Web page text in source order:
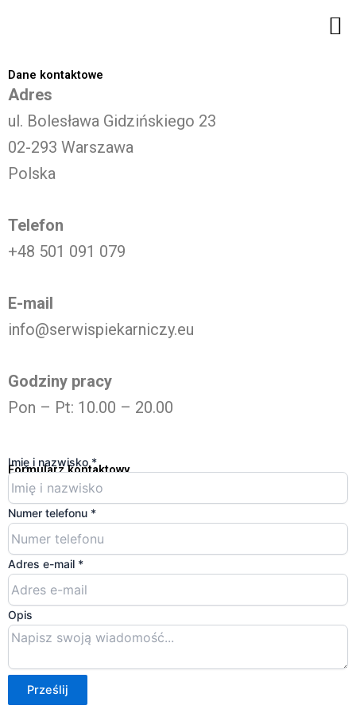
Dane kontaktowe
Adres
ul. Bolesława Gidzińskiego 23
02-293 Warszawa
Polska
Telefon
+48 501 091 079
E-mail
info@serwispiekarniczy.eu
Godziny pracy
Pon – Pt: 10.00 – 20.00
Formularz kontaktowy
Imię i nazwisko *
Numer telefonu *
Adres e-mail *
A
d
e
Opis
Prześlij